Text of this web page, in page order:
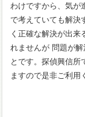
わけですから、気が
で考えていても解決
く正確な解決が出来
れませんが 問題が
とです。探偵興信所
ますので是非ご利用